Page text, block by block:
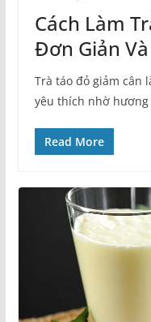
Cách Làm
Đơn Giản
Trà táo đỏ giảm cân
yêu thích nhờ
Read More